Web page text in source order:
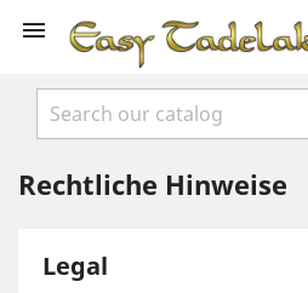

Rechtliche Hinweise
Legal